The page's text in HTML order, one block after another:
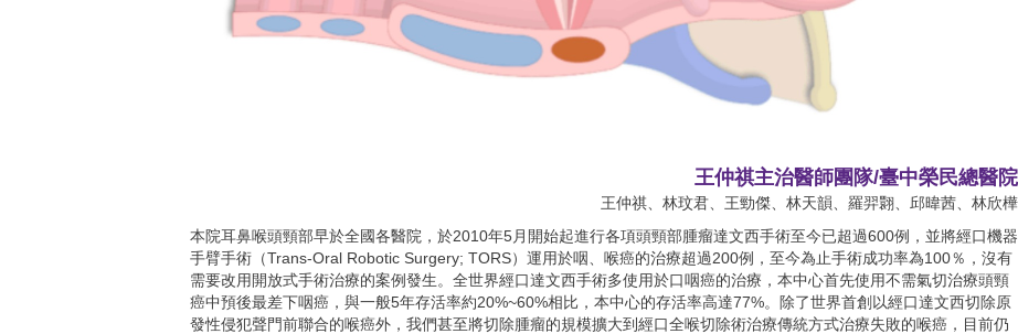
王仲祺主治醫師團隊/臺中榮民總醫院
王仲祺、林玟君、王勁傑、林天韻、羅羿翾、邱暐茜、林欣樺
需要改用開放式手術治療的案例發生。全世界經口達文西手術多使用於口咽癌的治療，本中心首先使用不需氣切治療頭頸
癌中預後最差下咽癌，與一般5年存活率約20%~60%相比，本中心的存活率高達77%。除了世界首創以經口達文西切除原
發性侵犯聲門前聯合的喉癌外，我們甚至將切除腫瘤的規模擴大到經口全喉切除術治療傳統方式治療失敗的喉癌，目前仍
是全球此術式發表案例最多，手術100%成功的醫學中心。另外，本專案定位為全球提供此服務之少數醫學中心，以上創新
治療皆為全球最早，也是台灣最早唯一提供此服務的醫院。並有經同儕公認及直覺公司認證的優質治療成果。
評審推薦